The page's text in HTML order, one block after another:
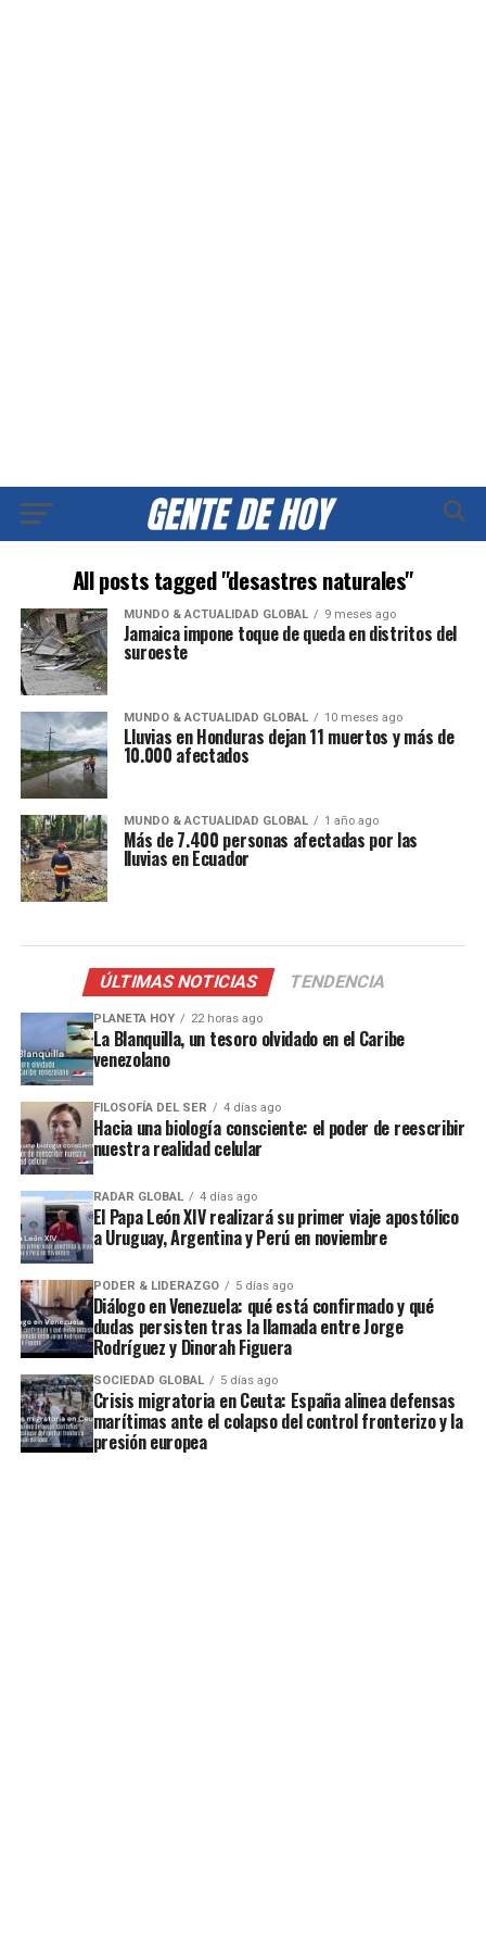
All posts tagged "desastres naturales"
MUNDO & ACTUALIDAD GLOBAL 9 meses ago
Jamaica impone toque de queda en distritos del
suroeste
MUNDO & ACTUALIDAD GLOBAL 10 meses ago
Lluvias en Honduras dejan 11 muertos y más de
10.000 afectados
MUNDO & ACTUALIDAD GLOBAL 1 año ago
Más de 7.400 personas afectadas por las
lluvias en Ecuador
ÚLTIMAS NOTICIAS TENDENCIA
PLANETA HOY 22 horas ago
La Blanquilla, un tesoro olvidado en el Caribe
venezolano
FILOSOFÍA DEL SER 4 días ago
Hacia una biología consciente: el poder de reescribir
nuestra realidad celular
RADAR GLOBAL 4 días ago
El Papa León XIV realizará su primer viaje apostólico
a Uruguay, Argentina y Perú en noviembre
PODER & LIDERAZGO 5 días ago
Diálogo en Venezuela: qué está confirmado y qué
dudas persisten tras la llamada entre Jorge
Rodríguez y Dinorah Figuera
SOCIEDAD GLOBAL 5 días ago
Crisis migratoria en Ceuta: España alinea defensas
marítimas ante el colapso del control fronterizo y la
presión europea